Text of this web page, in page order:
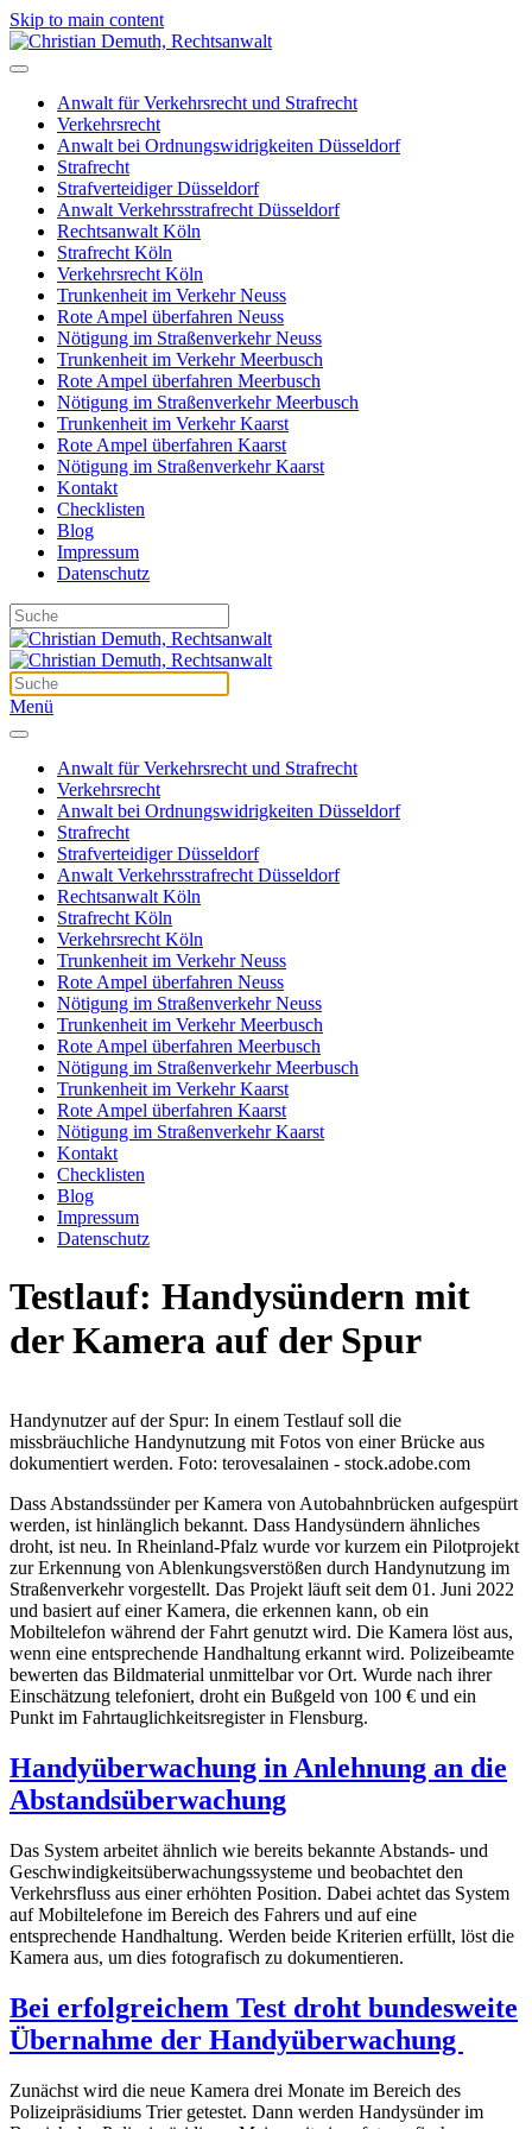
Skip to main content
Anwalt für Verkehrsrecht und Strafrecht
Verkehrsrecht
Anwalt bei Ordnungswidrigkeiten Düsseldorf
Strafrecht
Strafverteidiger Düsseldorf
Anwalt Verkehrsstrafrecht Düsseldorf
Rechtsanwalt Köln
Strafrecht Köln
Verkehrsrecht Köln
Trunkenheit im Verkehr Neuss
Rote Ampel überfahren Neuss
Nötigung im Straßenverkehr Neuss
Trunkenheit im Verkehr Meerbusch
Rote Ampel überfahren Meerbusch
Nötigung im Straßenverkehr Meerbusch
Trunkenheit im Verkehr Kaarst
Rote Ampel überfahren Kaarst
Nötigung im Straßenverkehr Kaarst
Kontakt
Checklisten
Blog
Impressum
Datenschutz
Menü
Anwalt für Verkehrsrecht und Strafrecht
Verkehrsrecht
Anwalt bei Ordnungswidrigkeiten Düsseldorf
Strafrecht
Strafverteidiger Düsseldorf
Anwalt Verkehrsstrafrecht Düsseldorf
Rechtsanwalt Köln
Strafrecht Köln
Verkehrsrecht Köln
Trunkenheit im Verkehr Neuss
Rote Ampel überfahren Neuss
Nötigung im Straßenverkehr Neuss
Trunkenheit im Verkehr Meerbusch
Rote Ampel überfahren Meerbusch
Nötigung im Straßenverkehr Meerbusch
Trunkenheit im Verkehr Kaarst
Rote Ampel überfahren Kaarst
Nötigung im Straßenverkehr Kaarst
Kontakt
Checklisten
Blog
Impressum
Datenschutz
Testlauf: Handysündern mit
der Kamera auf der Spur
Handynutzer auf der Spur: In einem Testlauf soll die
missbräuchliche Handynutzung mit Fotos von einer Brücke aus
dokumentiert werden. Foto: terovesalainen - stock.adobe.com
Dass Abstandssünder per Kamera von Autobahnbrücken aufgespürt
werden, ist hinlänglich bekannt. Dass Handysündern ähnliches
droht, ist neu. In Rheinland-Pfalz wurde vor kurzem ein Pilotprojekt
zur Erkennung von Ablenkungsverstößen durch Handynutzung im
Straßenverkehr vorgestellt. Das Projekt läuft seit dem 01. Juni 2022
und basiert auf einer Kamera, die erkennen kann, ob ein
Mobiltelefon während der Fahrt genutzt wird. Die Kamera löst aus,
wenn eine entsprechende Handhaltung erkannt wird. Polizeibeamte
bewerten das Bildmaterial unmittelbar vor Ort. Wurde nach ihrer
Einschätzung telefoniert, droht ein Bußgeld von 100 € und ein
Punkt im Fahrtauglichkeitsregister in Flensburg.
Handyüberwachung in Anlehnung an die
Abstandsüberwachung
Das System arbeitet ähnlich wie bereits bekannte Abstands- und
Geschwindigkeitsüberwachungssysteme und beobachtet den
Verkehrsfluss aus einer erhöhten Position. Dabei achtet das System
auf Mobiltelefone im Bereich des Fahrers und auf eine
entsprechende Handhaltung. Werden beide Kriterien erfüllt, löst die
Kamera aus, um dies fotografisch zu dokumentieren.
Bei erfolgreichem Test droht bundesweite
Übernahme der Handyüberwachung
Zunächst wird die neue Kamera drei Monate im Bereich des
Polizeipräsidiums Trier getestet. Dann werden Handysünder im